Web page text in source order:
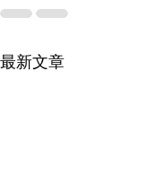
最新文章